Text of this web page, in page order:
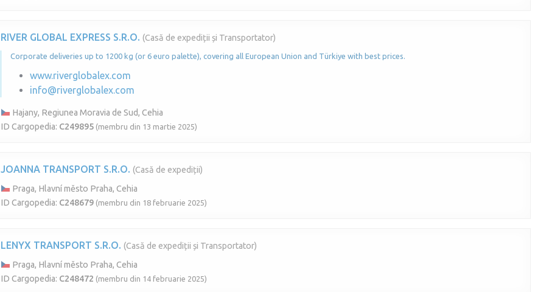
RIVER GLOBAL EXPRESS S.R.O. (Casă de expediții și Transportator)
Corporate deliveries up to 1200 kg (or 6 euro palette), covering all European Union and Türkiye with best prices.
www.riverglobalex.com
info@riverglobalex.com
Hajany, Regiunea Moravia de Sud, Cehia
ID Cargopedia: C249895 (membru din 13 martie 2025)
JOANNA TRANSPORT S.R.O. (Casă de expediții)
Praga, Hlavní město Praha, Cehia
ID Cargopedia: C248679 (membru din 18 februarie 2025)
LENYX TRANSPORT S.R.O. (Casă de expediții și Transportator)
Praga, Hlavní město Praha, Cehia
ID Cargopedia: C248472 (membru din 14 februarie 2025)